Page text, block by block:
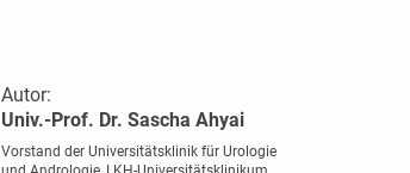
Autor:
Univ.-Prof. Dr. Sascha Ahyai
Vorstand der Universitätsklinik für Urologie